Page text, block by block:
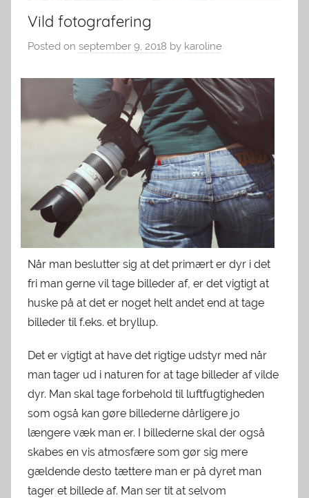
Vild fotografering
Posted on september 9, 2018 by karoline
Når man beslutter sig at det primært er dyr i det
fri man gerne vil tage billeder af, er det vigtigt at
huske på at det er noget helt andet end at tage
billeder til f.eks. et bryllup.
Det er vigtigt at have det rigtige udstyr med når
man tager ud i naturen for at tage billeder af vilde
dyr. Man skal tage forbehold til luftfugtigheden
som også kan gøre billederne dårligere jo
længere væk man er. I billederne skal der også
skabes en vis atmosfære som gør sig mere
gældende desto tættere man er på dyret man
tager et billede af. Man ser tit at selvom